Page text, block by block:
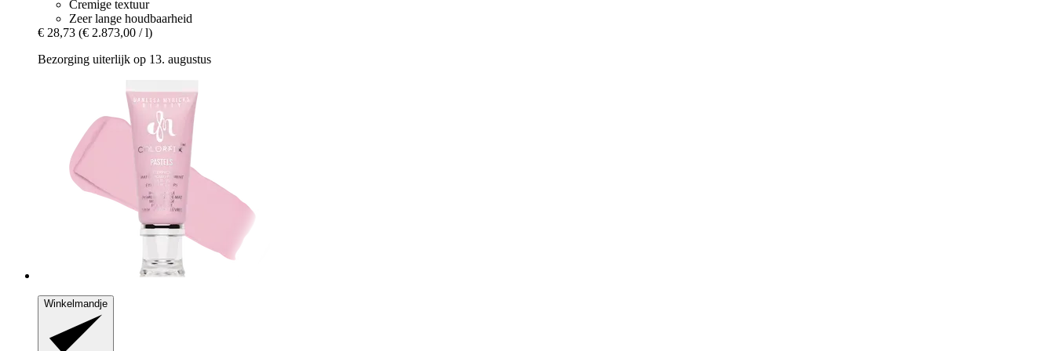
Cremige textuur
Zeer lange houdbaarheid
€ 28,73 (€ 2.873,00 / l)
Bezorging uiterlijk op 13. augustus
Winkelmandje